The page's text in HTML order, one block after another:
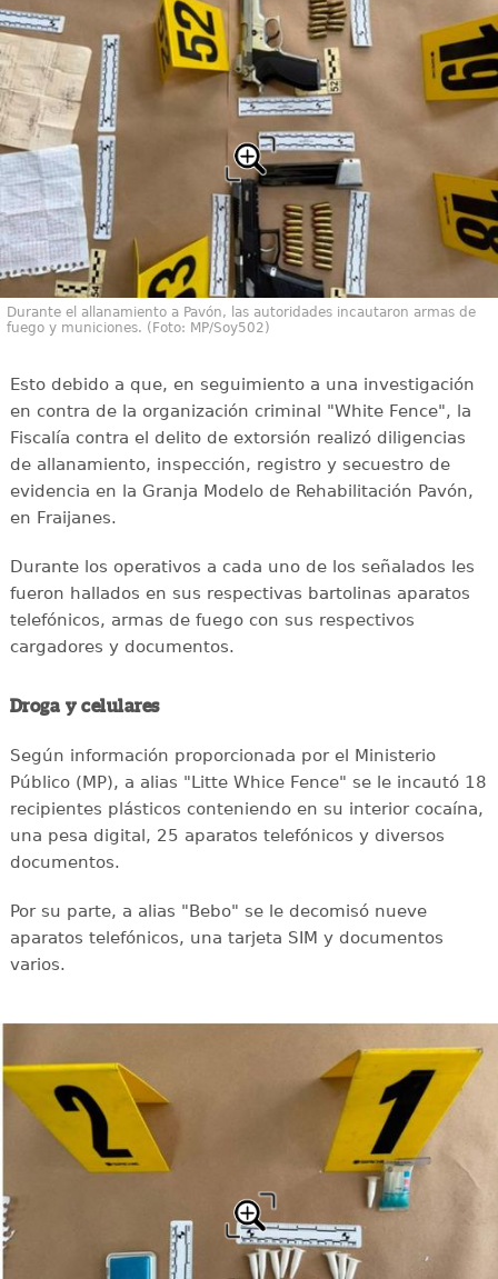
Durante el allanamiento a Pavón, las autoridades incautaron armas de
fuego y municiones. (Foto: MP/Soy502)
Esto debido a que, en seguimiento a una investigación
en contra de la organización criminal "White Fence", la
Fiscalía contra el delito de extorsión realizó diligencias
de allanamiento, inspección, registro y secuestro de
evidencia en la Granja Modelo de Rehabilitación Pavón,
en Fraijanes.
Durante los operativos a cada uno de los señalados les
fueron hallados en sus respectivas bartolinas aparatos
telefónicos, armas de fuego con sus respectivos
cargadores y documentos.
Droga y celulares
Según información proporcionada por el Ministerio
Público (MP), a alias "Litte Whice Fence" se le incautó 18
recipientes plásticos conteniendo en su interior cocaína,
una pesa digital, 25 aparatos telefónicos y diversos
documentos.
Por su parte, a alias "Bebo" se le decomisó nueve
aparatos telefónicos, una tarjeta SIM y documentos
varios.